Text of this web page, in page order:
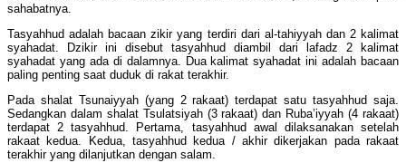
sahabatnya.
Tasyahhud adalah bacaan zikir yang terdiri dari al-tahiyyah dan 2 kalimat
syahadat. Dzikir ini disebut tasyahhud diambil dari lafadz 2 kalimat
syahadat yang ada di dalamnya. Dua kalimat syahadat ini adalah bacaan
paling penting saat duduk di rakat terakhir.
Pada shalat Tsunaiyyah (yang 2 rakaat) terdapat satu tasyahhud saja.
Sedangkan dalam shalat Tsulatsiyah (3 rakaat) dan Ruba’iyyah (4 rakaat)
terdapat 2 tasyahhud. Pertama, tasyahhud awal dilaksanakan setelah
rakaat kedua. Kedua, tasyahhud kedua / akhir dikerjakan pada rakaat
terakhir yang dilanjutkan dengan salam.